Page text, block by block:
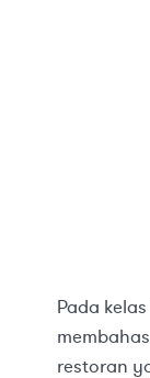
Pada
restoran